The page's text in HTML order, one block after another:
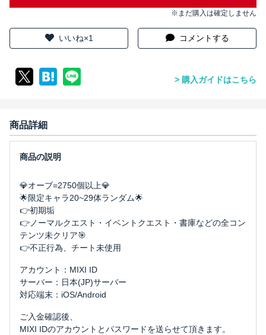
※まだ購入は確定しません
いいね×1 コメントする
購入ガイドはこちら
商品詳細
💎オーブ=2750個以上💎
🌟限定キャラ20~29体ランダム🌟
👉初期垢
👉ノーマルクエスト・イベントクエスト・書庫などの全コン
テンツ未クリア🎯
👉不正行為、チート未使用
アカウント：MIXI ID
サーバー：日本(JP)サーバー
対応端末：iOS/Android
ご入金確認後、
MIXI IDのアカウントとパスワードを送らせて頂きます。